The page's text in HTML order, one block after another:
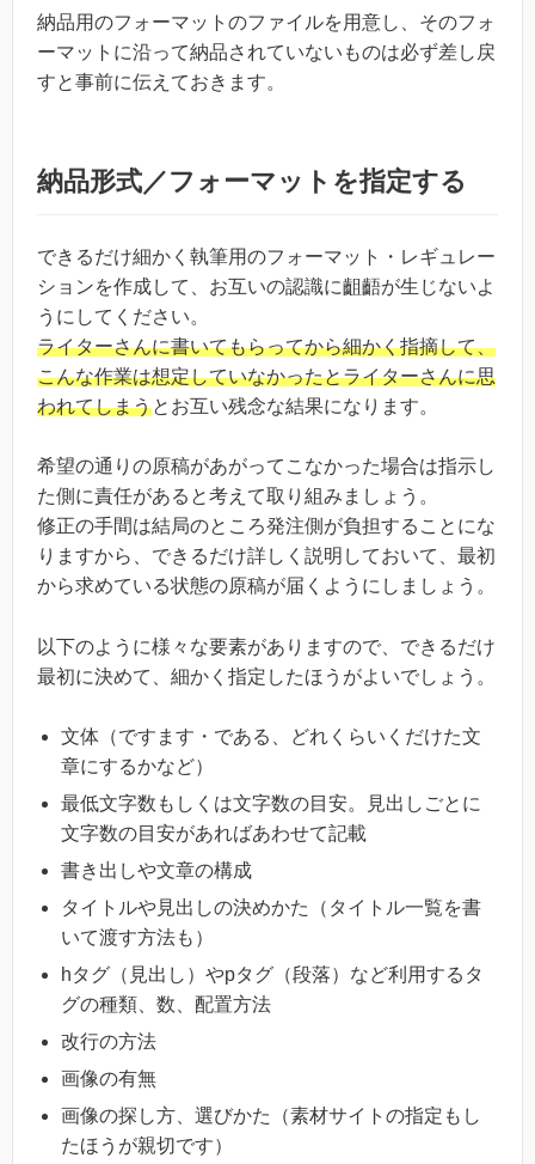
納品用のフォーマットのファイルを用意し、そのフォ
ーマットに沿って納品されていないものは必ず差し戻
すと事前に伝えておきます。
納品形式／フォーマットを指定する
できるだけ細かく執筆用のフォーマット・レギュレー
ションを作成して、お互いの認識に齟齬が生じないよ
うにしてください。
ライターさんに書いてもらってから細かく指摘して、
こんな作業は想定していなかったとライターさんに思
われてしまうとお互い残念な結果になります。
希望の通りの原稿があがってこなかった場合は指示し
た側に責任があると考えて取り組みましょう。
修正の手間は結局のところ発注側が負担することにな
りますから、できるだけ詳しく説明しておいて、最初
から求めている状態の原稿が届くようにしましょう。
以下のように様々な要素がありますので、できるだけ
最初に決めて、細かく指定したほうがよいでしょう。
文体（ですます・である、どれくらいくだけた文
章にするかなど）
最低文字数もしくは文字数の目安。見出しごとに
文字数の目安があればあわせて記載
書き出しや文章の構成
タイトルや見出しの決めかた（タイトル一覧を書
いて渡す方法も）
hタグ（見出し）やpタグ（段落）など利用するタ
グの種類、数、配置方法
改行の方法
画像の有無
画像の探し方、選びかた（素材サイトの指定もし
たほうが親切です）